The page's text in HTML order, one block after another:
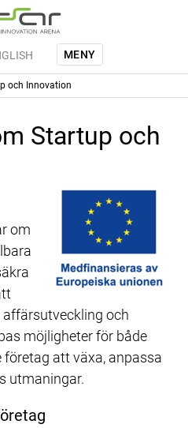
MENY
och Innovation
Startup och
om
och
möjligheter för både
att växa, anpassa
utmaningar.